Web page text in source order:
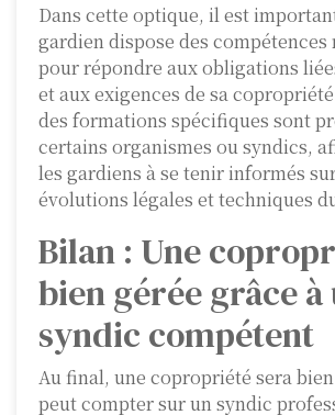
Dans cette optique, il est
gardien dispose des compétences
pour répondre aux obligations
et aux exigences de sa
des formations spécifiques sont
certains organismes ou syndics,
les gardiens à se tenir informés
évolutions légales et techniques
Bilan : Une
bien gérée grâce à
syndic compétent
Au final, une copropriété sera
peut compter sur un syndic